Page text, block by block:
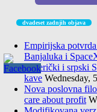
dvadeset zadnjih objava
Empirijska
Banjaluka i
Američki i srpski
kave Wednesday,
Nova poslovna
care about profit